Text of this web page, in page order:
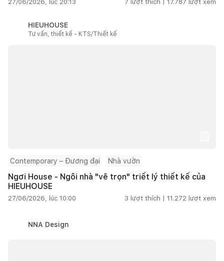
27/06/2026, lúc 20:13 7 lượt thích | 17.787 lượt xem
HIEUHOUSE
Tư vấn, thiết kế - KTS/Thiết kế
Contemporary – Đương đại Nhà vườn
Ngơi House - Ngôi nhà "vẽ trọn" triết lý thiết kế của
HIEUHOUSE
27/06/2026, lúc 10:00 3 lượt thích | 11.272 lượt xem
NNA Design